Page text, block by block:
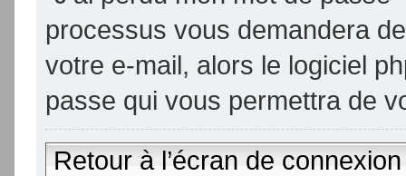
processus vous demandera
votre e-mail, alors le logiciel
passe qui vous permettra de
Retour à l’écran de connexion